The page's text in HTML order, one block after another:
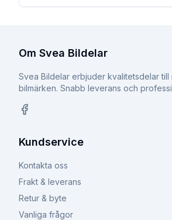
Om Svea Bildelar
Svea Bildelar erbjuder kvalitetsdelar till
bilmärken. Snabb leverans och
Kundservice
Kontakta oss
Frakt & leverans
Retur & byte
Vanliga frågor